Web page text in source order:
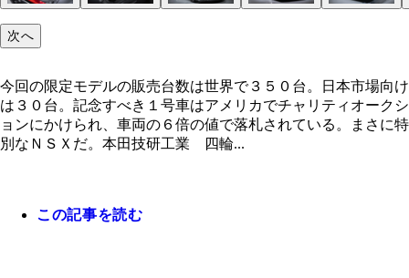
なるのがフロント部分。バンパーの下のデザイン
変更され、空力性が向上。レースの技術をぶっ込
いう
れている。まさに特別なＮＳＸだ。本田技研工業
事業本部ものづくりセンターＮＳＸ タイプＳ開
者の水上 聡氏（左）と自動車ジャーナリストの小
ジ氏（右）
１９９７年
次へ
今回の限定モデルの販売台数は世界で３５０台。日本市場向け
は３０台。記念すべき１号車はアメリカでチャリティオークシ
ョンにかけられ、車両の６倍の値で落札されている。まさに特
別なＮＳＸだ。本田技研工業 四輪...
この記事を読む